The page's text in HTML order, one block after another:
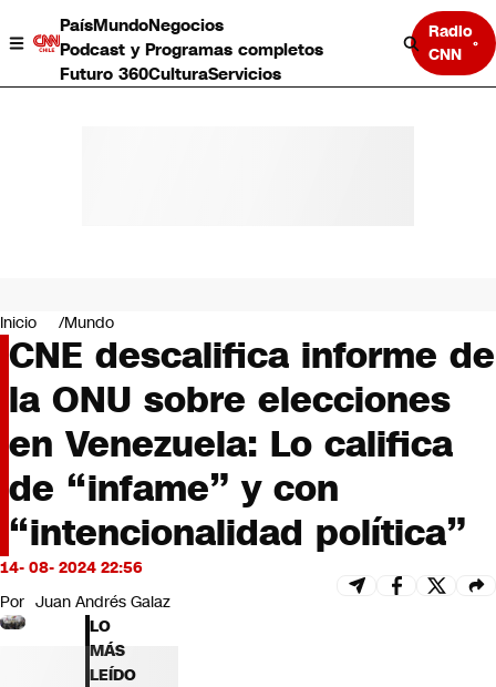
PaísMundoNegocios
Podcast y Programas completos
Futuro 360CulturaServicios
Radio
CNN
Negocios
Deportes
Programas completos
Cultura
Servicios
Bits
CNN tiempo
Futuro 360
Opinión
Inicio Mundo
CNE descalifica informe de
la ONU sobre elecciones
en Venezuela: Lo califica
de “infame” y con
“intencionalidad política”
14- 08- 2024 22:56
Por Juan Andrés Galaz
LO
MÁS
LEÍDO